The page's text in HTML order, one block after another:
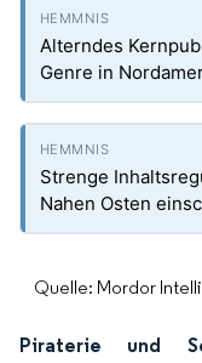
Alterndes
Genre in
Strenge
Nahen Osten
Quelle: Mordor
Piraterie und